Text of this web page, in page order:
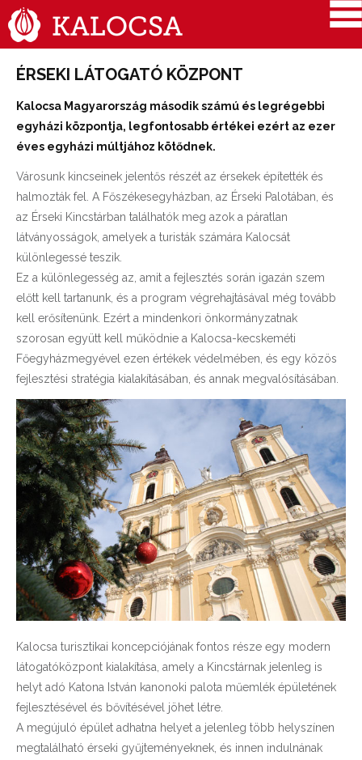
ÉRSEKI LÁTOGATÓ KÖZPONT
Kalocsa Magyarország második számú és legrégebbi
egyházi központja, legfontosabb értékei ezért az ezer
éves egyházi múltjához kötődnek.
Városunk kincseinek jelentős részét az érsekek építették és
halmozták fel. A Főszékesegyházban, az Érseki Palotában, és
az Érseki Kincstárban találhatók meg azok a páratlan
látványosságok, amelyek a turisták számára Kalocsát
különlegessé teszik.
Ez a különlegesség az, amit a fejlesztés során igazán szem
előtt kell tartanunk, és a program végrehajtásával még tovább
kell erősítenünk. Ezért a mindenkori önkormányzatnak
szorosan együtt kell működnie a Kalocsa-kecskeméti
Főegyházmegyével ezen értékek védelmében, és egy közös
fejlesztési stratégia kialakításában, és annak megvalósításában.
Kalocsa turisztikai koncepciójának fontos része egy modern
látogatóközpont kialakítása, amely a Kincstárnak jelenleg is
helyt adó Katona István kanonoki palota műemlék épületének
fejlesztésével és bővítésével jöhet létre.
A megújuló épület adhatna helyet a jelenleg több helyszínen
megtalálható érseki gyűjteményeknek, és innen indulnának